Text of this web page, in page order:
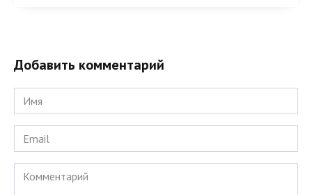
Добавить комментарий
Имя
*
Email
*
Комментарий